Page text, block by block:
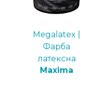
Megalatex |
Фарба
латексна
Maxima